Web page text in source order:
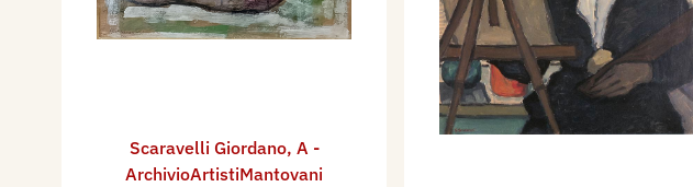
Scaravelli Giordano, A -
ArchivioArtistiMantovani